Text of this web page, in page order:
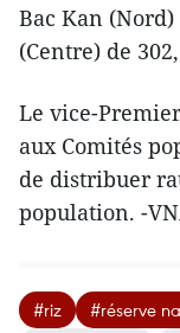
Bac Kan (Nord)
(Centre) de
Le vice-
aux Comités
de distribuer
population. -
#riz #réserve